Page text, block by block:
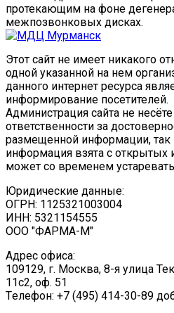
протекающим на фоне
межпозвонковых дисках.
Этот сайт не имеет никакого
одной указанной на нем
данного интернет ресурса
информирование посетителей.
Администрация сайта не несёте
ответственности за
размещенной информации, так
информация взята с открытых
может со временем
Юридические данные:
ОГРН: 1125321003004
ИНН: 5321154555
ООО "ФАРМА-М"
Адрес офиса:
109129, г. Москва, ​8-я улица
11с2, оф. 51
Tелефон: +7 (495) 414-30-89